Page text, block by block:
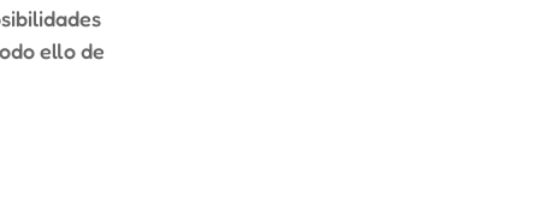
ello de